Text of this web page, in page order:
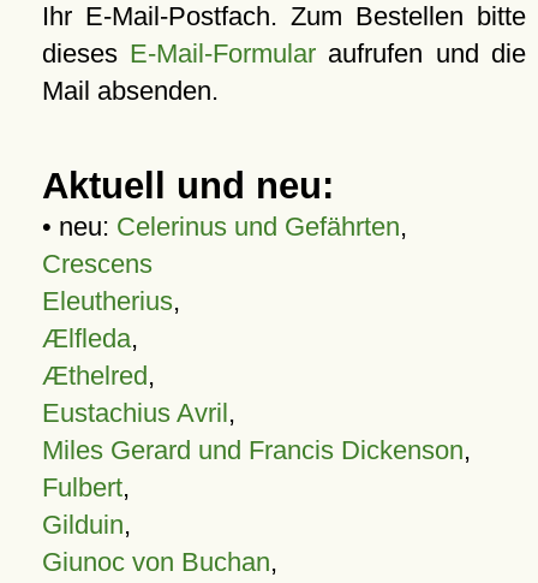
Ihr E-Mail-Postfach. Zum Bestellen bitte
dieses E-Mail-Formular aufrufen und die
Mail absenden.
Aktuell und neu:
• neu: Celerinus und Gefährten,
Crescens
Eleutherius,
Ælfleda,
Æthelred,
Eustachius Avril,
Miles Gerard und Francis Dickenson,
Fulbert,
Gilduin,
Giunoc von Buchan,